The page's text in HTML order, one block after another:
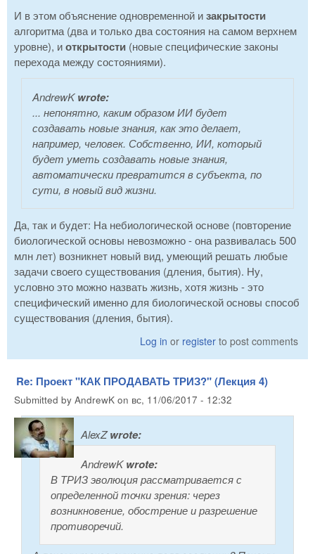
И в этом объяснение одновременной изакрытости
алгоритма (два и только два состояния на самом верхнем
уровне), иоткрытости (новые специфические законы
перехода между состояниями).
AndrewKwrote:
... непонятно, каким образом ИИ будет
создавать новые знания, как это делает,
например, человек. Собственно, ИИ, который
будет уметь создавать новые знания,
автоматически превратится в субъекта, по
сути, в новый вид жизни.
Да, так и будет: На небиологической основе (повторение
биологической основы невозможно - она развивалась 500
млн лет) возникнет новый вид, умеющий решать любые
задачи своего существования (дления, бытия). Ну,
условно это можно назвать жизнь, хотя жизнь - это
специфический именно для биологической основы способ
существования (дления, бытия).
Log in or register to post comments
Re: Проект "КАК ПРОДАВАТЬ ТРИЗ?" (Лекция 4)
Submitted by AndrewK on вс, 11/06/2017 - 12:32
AlexZwrote:
AndrewKwrote:
В ТРИЗ эволюция рассматривается с
определенной точки зрения: через
возникновение, обострение и разрешение
противоречий.